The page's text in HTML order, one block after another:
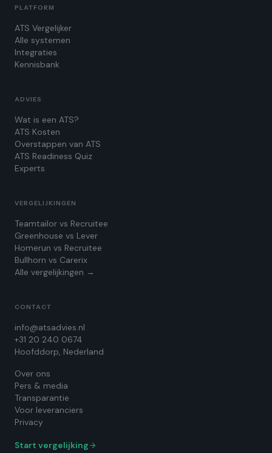
PLATFORM
ATS Vergelijker
Alle systemen
Integraties
Kennisbank
ADVIES
Wat is een ATS?
ATS Kosten
Overstappen van ATS
ATS Readiness Quiz
Experts
VERGELIJKINGEN
Teamtailor vs Recruitee
Greenhouse vs Lever
Homerun vs Recruitee
Bullhorn vs Carerix
Alle vergelijkingen →
CONTACT
info@atsadvies.nl
+31 20 240 0674
Hoofddorp, Nederland
Over ons
Pers & media
Transparantie
Voor leveranciers
Privacy
Start vergelijking